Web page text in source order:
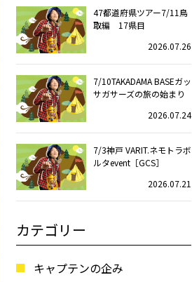
47都道府県ツアー7/11鳥
取編 17県目
2026.07.26
7/10TAKADAMA BASEガッ
サガサーズの旅の始まり
2026.07.24
7/3神戸 VARIT.ネモトラボ
ルタevent［GCS］
2026.07.21
カテゴリー
キャプテンの企み